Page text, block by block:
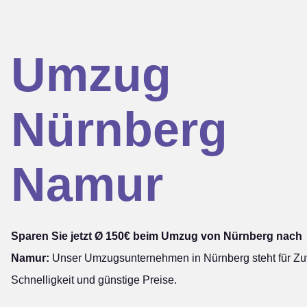
Umzug
Nürnberg
Namur
Sparen Sie jetzt Ø 150€ beim Umzug von Nürnberg nach
Namur: Unser Umzugsunternehmen in Nürnberg steht für
Schnelligkeit und günstige Preise.